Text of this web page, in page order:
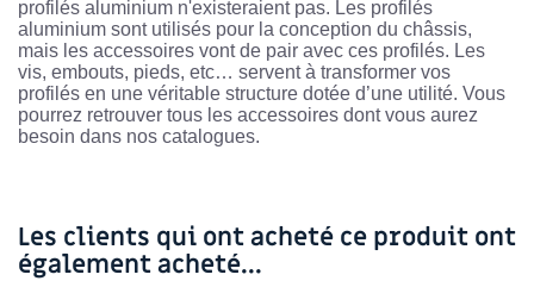
profilés aluminium n'existeraient pas. Les profilés
aluminium sont utilisés pour la conception du châssis,
mais les accessoires vont de pair avec ces profilés. Les
vis, embouts, pieds, etc… servent à transformer vos
profilés en une véritable structure dotée d’une utilité. Vous
pourrez retrouver tous les accessoires dont vous aurez
besoin dans nos catalogues.
Les clients qui ont acheté ce produit ont
également acheté...